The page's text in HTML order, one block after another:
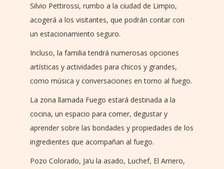
Silvio Pettirossi, rumbo a la ciudad de Limpio,
acogerá a los visitantes, que podrán contar con
un estacionamiento seguro.
Incluso, la familia tendrá numerosas opciones
artísticas y actividades para chicos y grandes,
como música y conversaciones en torno al fuego.
La zona llamada Fuego estará destinada a la
cocina, un espacio para comer, degustar y
aprender sobre las bondades y propiedades de los
ingredientes que acompañan al fuego.
Pozo Colorado, Ja’u la asado, Luchef, El Arriero,